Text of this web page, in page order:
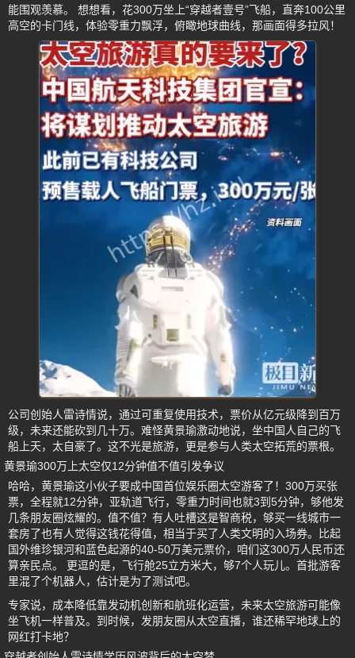
能围观羡慕。 想想看，花300万坐上“穿越者壹号”飞船，直奔100公里
高空的卡门线，体验零重力飘浮，俯瞰地球曲线，那画面得多拉风！
公司创始人雷诗情说，通过可重复使用技术，票价从亿元级降到百万
级，未来还能砍到几十万。难怪黄景瑜激动地说，坐中国人自己的飞
船上天，太自豪了。这不光是旅游，更是参与人类太空拓荒的票根。
黄景瑜300万上太空仅12分钟值不值引发争议
哈哈，黄景瑜这小伙子要成中国首位娱乐圈太空游客了！300万买张
票，全程就12分钟，亚轨道飞行，零重力时间也就3到5分钟，够他发
几条朋友圈炫耀的。值不值？有人吐槽这是智商税，够买一线城市一
套房了也有人觉得这钱花得值，相当于买了人类文明的入场券。比起
国外维珍银河和蓝色起源的40-50万美元票价，咱们这300万人民币还
算亲民点。 更逗的是，飞行舱25立方米大，够7个人玩儿。首批游客
里混了个机器人，估计是为了测试吧。
专家说，成本降低靠发动机创新和航班化运营，未来太空旅游可能像
坐飞机一样普及。到时候，发朋友圈从太空直播，谁还稀罕地球上的
网红打卡地？